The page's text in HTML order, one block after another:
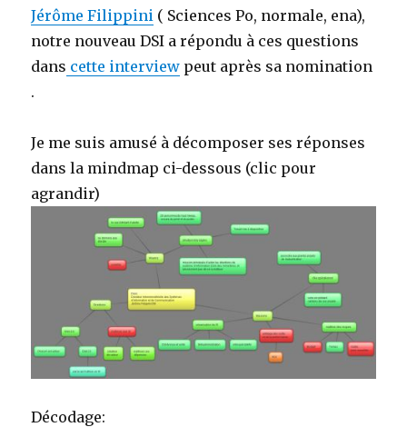
Jérôme Filippini ( Sciences Po, normale, ena),
notre nouveau DSI a répondu à ces questions
dans cette interview peut après sa nomination
.
Je me suis amusé à décomposer ses réponses
dans la mindmap ci-dessous (clic pour
agrandir)
Décodage: